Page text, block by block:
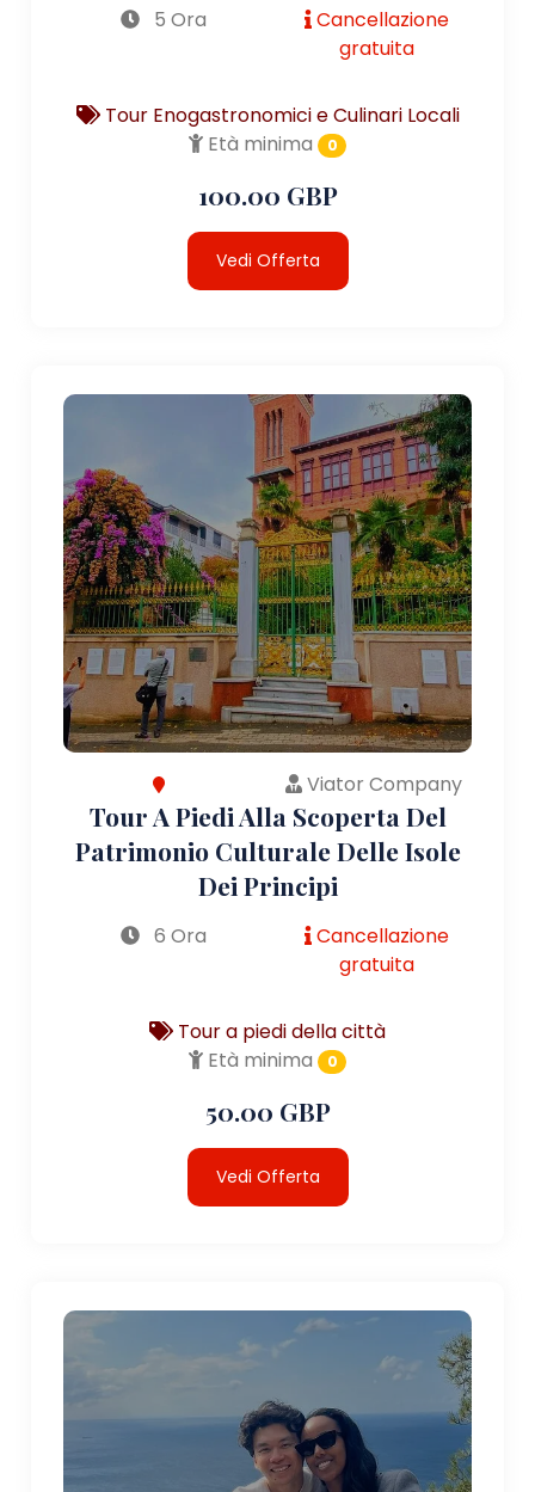
5 Ora
Cancellazione
gratuita
Tour Enogastronomici e Culinari Locali
Età minima
0
100.00 GBP
Vedi Offerta
Viator Company
Tour A Piedi Alla Scoperta Del
Patrimonio Culturale Delle Isole
Dei Principi
6 Ora
Cancellazione
gratuita
Tour a piedi della città
Età minima
0
50.00 GBP
Vedi Offerta